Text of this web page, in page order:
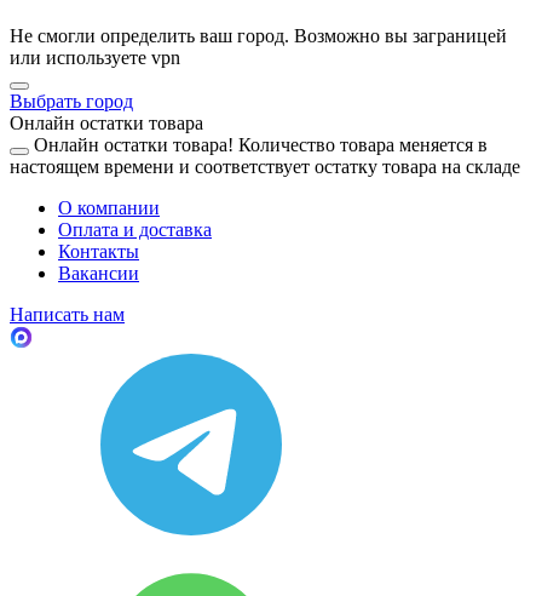
Не смогли определить ваш город. Возможно вы заграницей
или используете vpn
Выбрать город
Онлайн остатки товара
Онлайн остатки товара! Количество товара меняется в
настоящем времени и соответствует остатку товара на складе
О компании
Оплата и доставка
Контакты
Вакансии
Написать нам